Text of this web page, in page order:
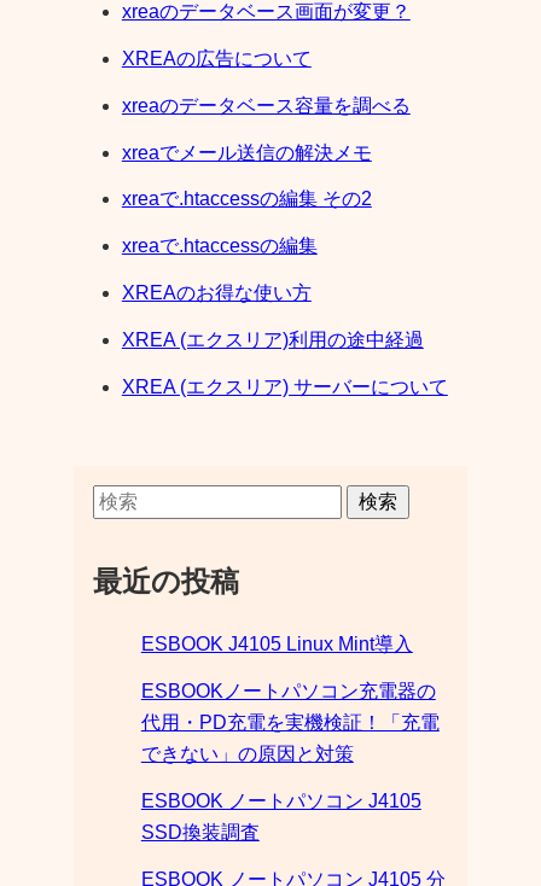
xreaのデータベース画面が変更？
XREAの広告について
xreaのデータベース容量を調べる
xreaでメール送信の解決メモ
xreaで.htaccessの編集 その2
xreaで.htaccessの編集
XREAのお得な使い方
XREA (エクスリア)利用の途中経過
XREA (エクスリア) サーバーについて
検索
最近の投稿
ESBOOK J4105 Linux Mint導入
ESBOOKノートパソコン充電器の
代用・PD充電を実機検証！「充電
できない」の原因と対策
ESBOOK ノートパソコン J4105
SSD換装調査
ESBOOK ノートパソコン J4105 分